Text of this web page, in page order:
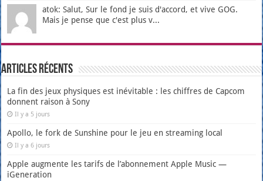
atok: Salut, Sur le fond je suis d'accord, et vive GOG.
Mais je pense que c'est plus v...
Articles récents
La fin des jeux physiques est inévitable : les chiffres de Capcom
donnent raison à Sony
Il y a 5 jours
Apollo, le fork de Sunshine pour le jeu en streaming local
Il y a 6 jours
Apple augmente les tarifs de l’abonnement Apple Music —
iGeneration